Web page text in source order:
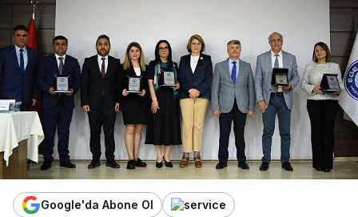
Google'da Abone Ol